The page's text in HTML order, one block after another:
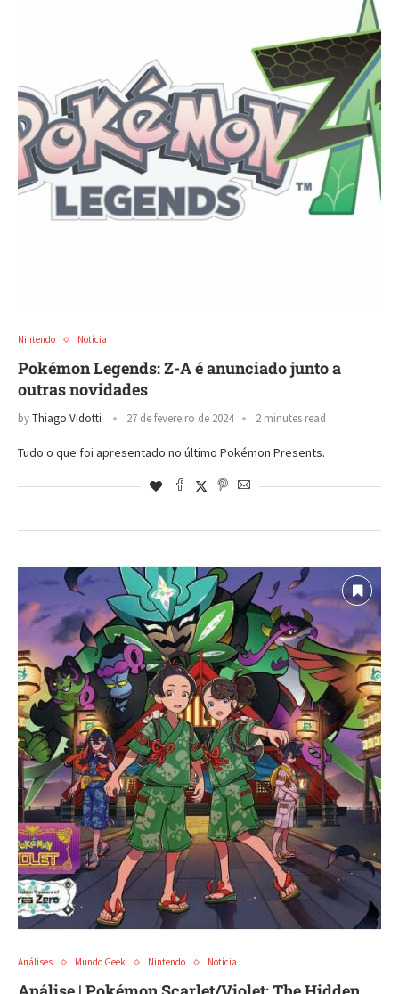
Nintendo Notícia
Pokémon Legends: Z-A é anunciado junto a
outras novidades
byThiago Vidotti 27 de fevereiro de 2024 2 minutes read
Tudo o que foi apresentado no último Pokémon Presents.
Análises Mundo Geek Nintendo Notícia